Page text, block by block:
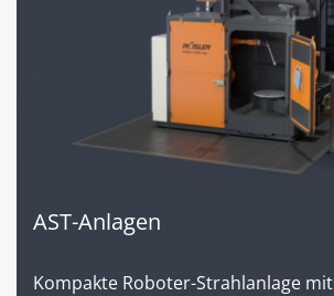
AST-Anlagen
Kompakte Roboter-Strahlanlage mit